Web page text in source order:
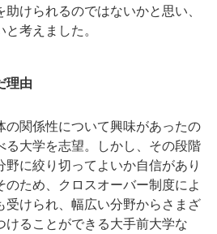
助けられるのではないかと思い、
考えました。
理由
の関係性について興味があったの
る大学を志望。しかし、その段階
野に絞り切ってよいか自信があり
のため、クロスオーバー制度によ
受けられ、幅広い分野からさまざ
けることができる大手前大学な